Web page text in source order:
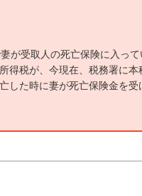
が受取人の死亡保険に入っ
得税が、今現在、税務署に本
した時に妻が死亡保険金を受